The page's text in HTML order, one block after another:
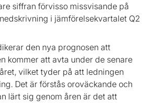
siffran förvisso missvisande på
i jämförelsekvartalet Q2
den nya prognosen att
kommer att avta under de senare
vilket tyder på att ledningen
Det är förstås oroväckande och
lärt sig genom åren är det att